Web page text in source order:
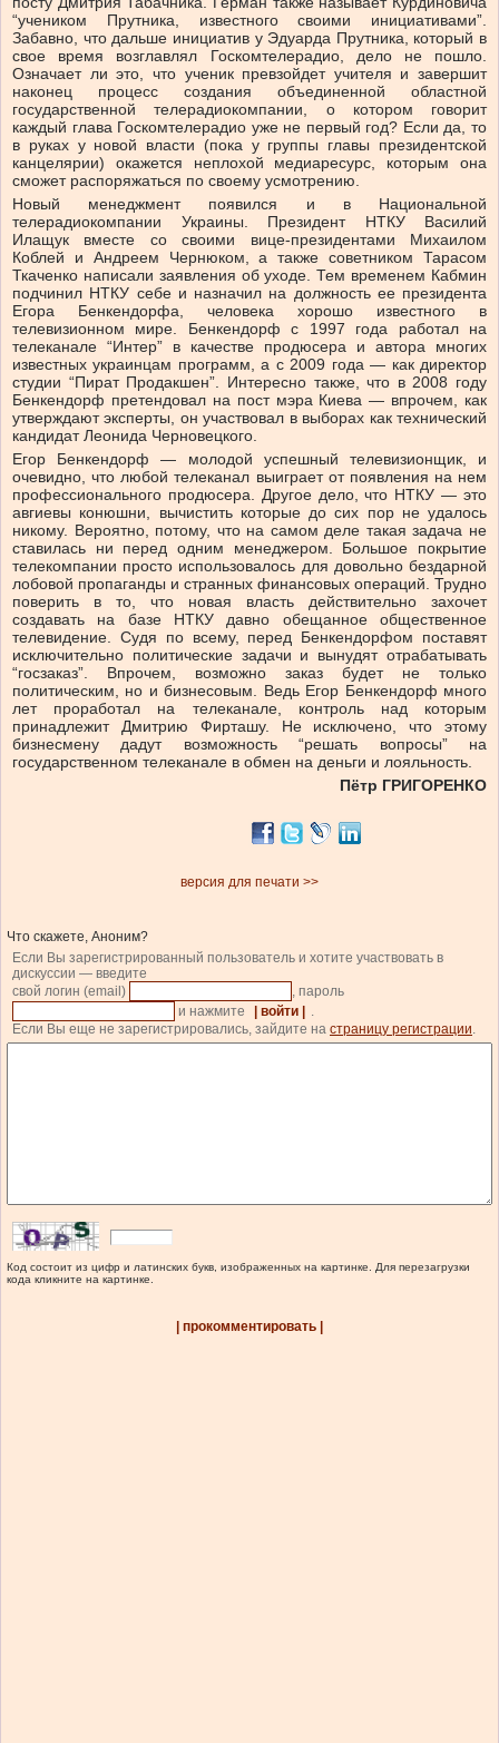
“учеником Прутника, известного своими инициативами”.
Забавно, что дальше инициатив у Эдуарда Прутника, который в
свое время возглавлял Госкомтелерадио, дело не пошло.
Означает ли это, что ученик превзойдет учителя и завершит
наконец процесс создания объединенной областной
государственной телерадиокомпании, о котором говорит
каждый глава Госкомтелерадио уже не первый год? Если да, то
в руках у новой власти (пока у группы главы президентской
канцелярии) окажется неплохой медиаресурс, которым она
сможет распоряжаться по своему усмотрению.
Новый менеджмент появился и в Национальной
телерадиокомпании Украины. Президент НТКУ Василий
Илащук вместе со своими вице-президентами Михаилом
Коблей и Андреем Чернюком, а также советником Тарасом
Ткаченко написали заявления об уходе. Тем временем Кабмин
подчинил НТКУ себе и назначил на должность ее президента
Егора Бенкендорфа, человека хорошо известного в
телевизионном мире. Бенкендорф с 1997 года работал на
телеканале “Интер” в качестве продюсера и автора многих
известных украинцам программ, а с 2009 года — как директор
студии “Пират Продакшен”. Интересно также, что в 2008 году
Бенкендорф претендовал на пост мэра Киева — впрочем, как
утверждают эксперты, он участвовал в выборах как технический
кандидат Леонида Черновецкого.
Егор Бенкендорф — молодой успешный телевизионщик, и
очевидно, что любой телеканал выиграет от появления на нем
профессионального продюсера. Другое дело, что НТКУ — это
авгиевы конюшни, вычистить которые до сих пор не удалось
никому. Вероятно, потому, что на самом деле такая задача не
ставилась ни перед одним менеджером. Большое покрытие
телекомпании просто использовалось для довольно бездарной
лобовой пропаганды и странных финансовых операций. Трудно
поверить в то, что новая власть действительно захочет
создавать на базе НТКУ давно обещанное общественное
телевидение. Судя по всему, перед Бенкендорфом поставят
исключительно политические задачи и вынудят отрабатывать
“госзаказ”. Впрочем, возможно заказ будет не только
политическим, но и бизнесовым. Ведь Егор Бенкендорф много
лет проработал на телеканале, контроль над которым
принадлежит Дмитрию Фирташу. Не исключено, что этому
бизнесмену дадут возможность “решать вопросы” на
государственном телеканале в обмен на деньги и лояльность.
Пётр ГРИГОРЕНКО
версия для печати >>
Что скажете, Аноним?
Если Вы зарегистрированный пользователь и хотите участвовать в
дискуссии — введите
свой логин (email)
, пароль
и нажмите
| войти |
.
Если Вы еще не зарегистрировались, зайдите на страницу регистрации.
Код состоит из цифр и латинских букв, изображенных на картинке. Для перезагрузки
кода кликните на картинке.
| прокомментировать |